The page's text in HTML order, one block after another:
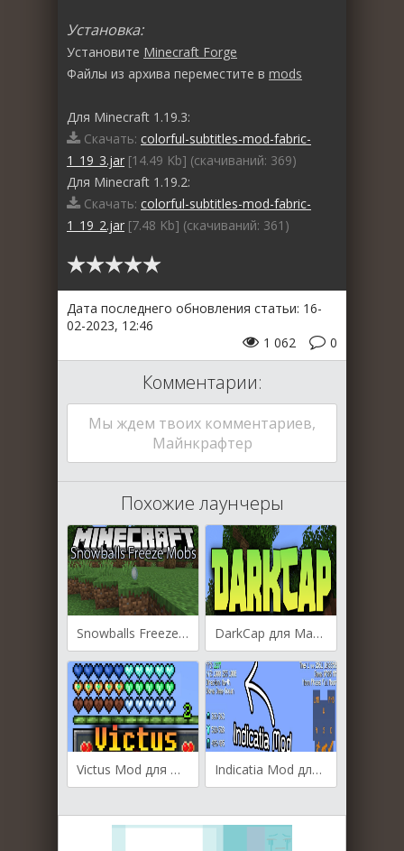
Установка:
Установите Minecraft Forge
Файлы из архива переместите в mods
Для Minecraft 1.19.3:
Скачать: colorful-subtitles-mod-fabric-
1_19_3.jar [14.49 Kb] (cкачиваний: 369)
Для Minecraft 1.19.2:
Скачать: colorful-subtitles-mod-fabric-
1_19_2.jar [7.48 Kb] (cкачиваний: 361)
Дата последнего обновления статьи: 16-
02-2023, 12:46
0
1 062
Комментарии:
Мы ждем твоих комментариев,
Майнкрафтер
Похожие лаунчеры
Snowballs Freeze Mobs для Майнкрафт [1.19.3, 1.19.2, 1.19.1] DarkCap для Майнкрафт 1.19.3
Victus Mod для Майнкрафт [1.19.3, 1.19.2, 1.18.2] Indicatia Mod для Майнкрафт [1.19.3, 1.19.2, 1.19]